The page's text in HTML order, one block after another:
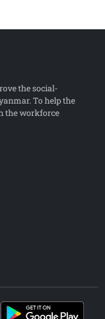
the social-
To help the
the workforce